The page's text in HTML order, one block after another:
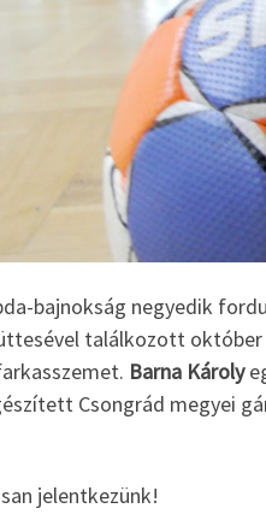
bajnokság negyedik
találkozott
Barna Károly
Csongrád megyei
jelentkezünk!